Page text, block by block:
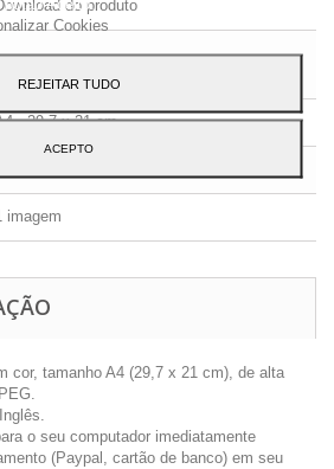
do produto
- 29,7 x 21 cm
imagem
cor, tamanho A4 (29,7 x 21 cm), de alta
o seu computador imediatamente
(Paypal, cartão de banco) em seu
Cookies
REJEITAR TUDO
ACEPTO